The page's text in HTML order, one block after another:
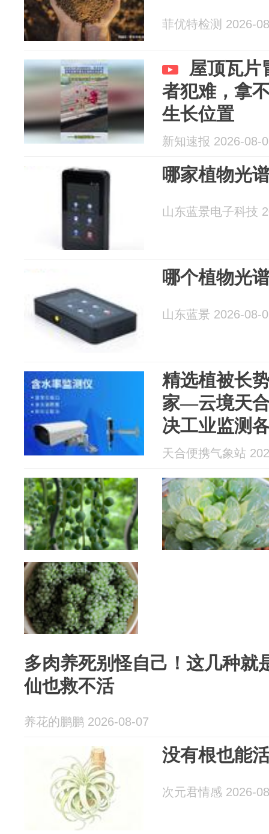
菲优特检测 2026-
屋顶瓦片
者犯难，拿
生长位置
新知速报 2026-08-
哪家植物光
山东蓝景电子科技
哪个植物光
山东蓝景 2026-08-
精选植被长
家—云境天
决工业监测
天合便携气象站
多肉养死别怪自己！这几种就
仙也救不活
养花的鹏鹏 2026-08-07
没有根也能
次元君情感 2026-